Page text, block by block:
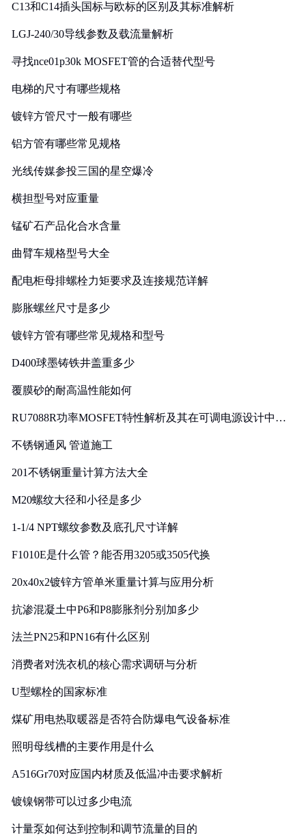
C13和C14插头国标与欧标的区别及其标准解析
LGJ-240/30导线参数及载流量解析
寻找nce01p30k MOSFET管的合适替代型号
电梯的尺寸有哪些规格
镀锌方管尺寸一般有哪些
铝方管有哪些常见规格
光线传媒参投三国的星空爆冷
横担型号对应重量
锰矿石产品化合水含量
曲臂车规格型号大全
配电柜母排螺栓力矩要求及连接规范详解
膨胀螺丝尺寸是多少
镀锌方管有哪些常见规格和型号
D400球墨铸铁井盖重多少
覆膜砂的耐高温性能如何
RU7088R功率MOSFET特性解析及其在可调电源设计中的
不锈钢通风 管道施工
201不锈钢重量计算方法大全
M20螺纹大径和小径是多少
1-1/4 NPT螺纹参数及底孔尺寸详解
F1010E是什么管？能否用3205或3505代换
20x40x2镀锌方管单米重量计算与应用分析
抗渗混凝土中P6和P8膨胀剂分别加多少
法兰PN25和PN16有什么区别
消费者对洗衣机的核心需求调研与分析
U型螺栓的国家标准
煤矿用电热取暖器是否符合防爆电气设备标准
照明母线槽的主要作用是什么
A516Gr70对应国内材质及低温冲击要求解析
镀镍钢带可以过多少电流
计量泵如何达到控制和调节流量的目的